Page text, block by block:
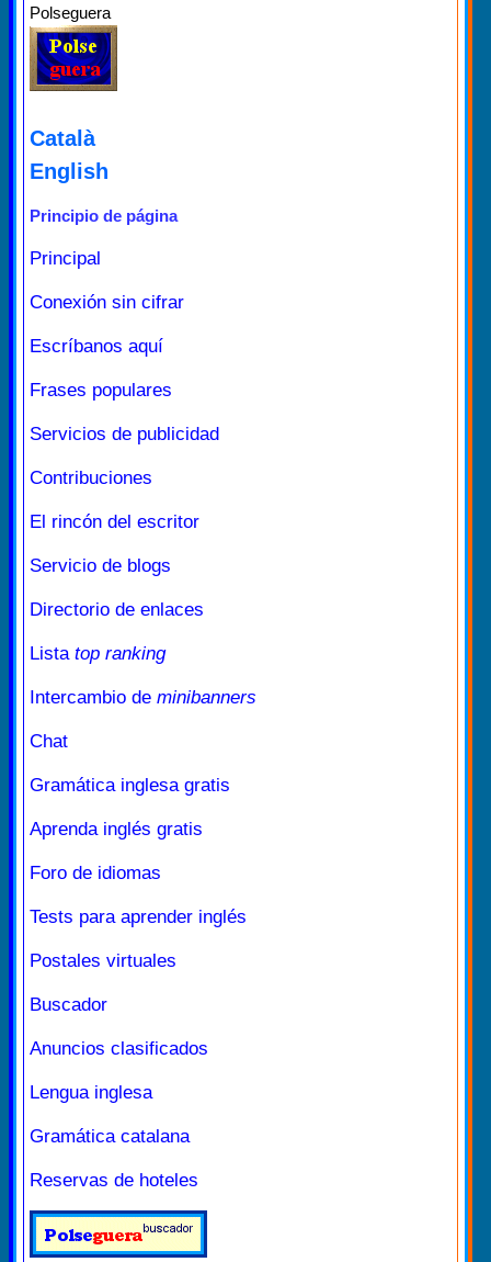
Polseguera
Català
English
Principio de página
Principal
Conexión sin cifrar
Escríbanos aquí
Frases populares
Servicios de publicidad
Contribuciones
El rincón del escritor
Servicio de blogs
Directorio de enlaces
Lista top ranking
Intercambio de minibanners
Chat
Gramática inglesa gratis
Aprenda inglés gratis
Foro de idiomas
Tests para aprender inglés
Postales virtuales
Buscador
Anuncios clasificados
Lengua inglesa
Gramática catalana
Reservas de hoteles